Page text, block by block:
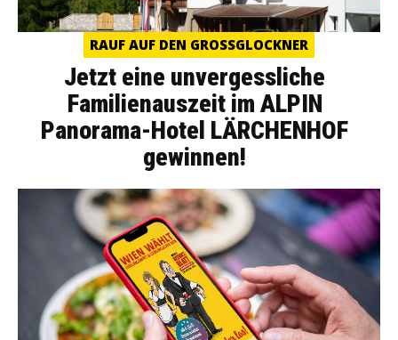
RAUF AUF DEN GROSSGLOCKNER
Jetzt eine unvergessliche
Familienauszeit im ALPIN
Panorama-Hotel LÄRCHENHOF
gewinnen!